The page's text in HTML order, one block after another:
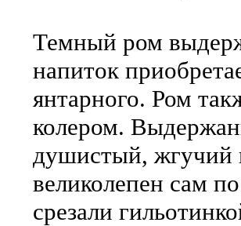
Темный ром
напиток
янтарного. Ром
колером.
душистый, жгучий
великолепен сам
срезали